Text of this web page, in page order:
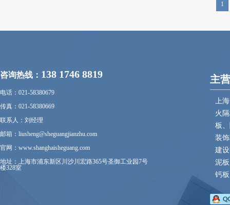
1
咨询热线： 138 1746 8819
电话：021-58380679
传真：021-58380669
联系人：刘经理
邮箱：liusheng@sheguangjianzhu.com
官网：www.shanghaisheguang.com
地址：上海市浦东新区川沙川宏路365号圣御工业园7号
楼328室
主
上
火
板
装
建
泥
钙